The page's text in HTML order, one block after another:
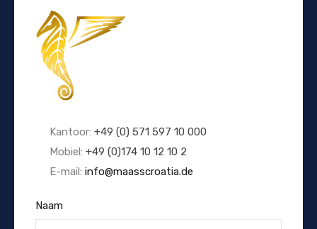
Kantoor: +49 (0) 571 597 10 000
Mobiel: +49 (0)174 10 12 10 2
E-mail: info@maasscroatia.de
Naam